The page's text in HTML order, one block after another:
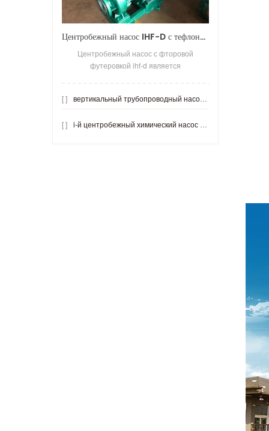
Центробежный насос IHF-D с тефлоновым покрытием
Центробежный насос с фторовой
футеровкой ihf-d является
фторсодержащей футеровкой. Что более
[ ] вертикальный трубопроводный насос с тефлоновым покрытием
[ ] i-й центробежный химический насос из нержавеющей стали